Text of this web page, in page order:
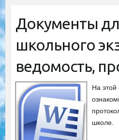
Документы
школьного
ведомость,
На этой
школе.